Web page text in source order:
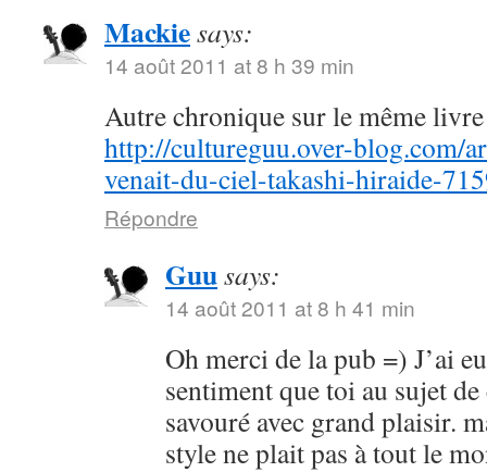
Mackiesays:
14 août 2011 at 8 h 39 min
Autre chronique sur le même
http://cultureguu.over-blog.com/
venait-du-ciel-takashi-hiraide-
Répondre
Guusays:
14 août 2011 at 8 h 41 min
Oh merci de la pub =) J’ai
sentiment que toi au sujet
savouré avec grand plaisir.
style ne plait pas à tout le